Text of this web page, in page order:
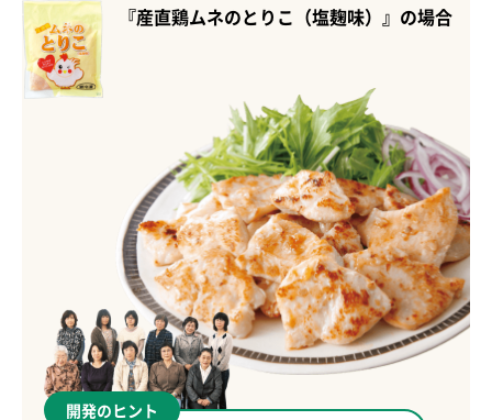
『産直鶏ムネのとりこ（塩麹味）』の場合
開発のヒント